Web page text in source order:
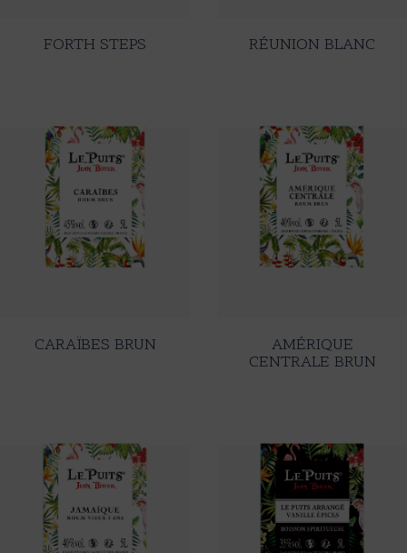
FORTH STEPS RÉUNION BLANC
CARAÏBES BRUN AMÉRIQUE
CENTRALE BRUN